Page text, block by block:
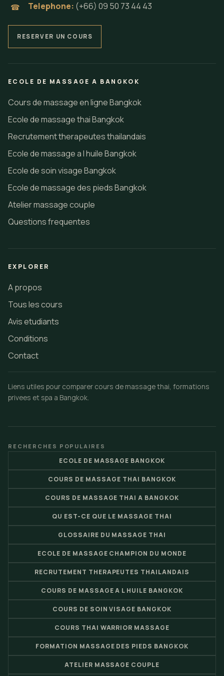
☎ Telephone: (+66) 09 50 73 44 43
RESERVER UN COURS
ECOLE DE MASSAGE A BANGKOK
Cours de massage en ligne Bangkok
Ecole de massage thai Bangkok
Recrutement therapeutes thailandais
Ecole de massage a l huile Bangkok
Ecole de soin visage Bangkok
Ecole de massage des pieds Bangkok
Atelier massage couple
Questions frequentes
EXPLORER
A propos
Tous les cours
Avis etudiants
Conditions
Contact
Liens utiles pour comparer cours de massage thai, formations
privees et spa a Bangkok.
RECHERCHES POPULAIRES
ECOLE DE MASSAGE BANGKOK
COURS DE MASSAGE THAI BANGKOK
COURS DE MASSAGE THAI A BANGKOK
QU EST-CE QUE LE MASSAGE THAI
GLOSSAIRE DU MASSAGE THAI
ECOLE DE MASSAGE CHAMPION DU MONDE
RECRUTEMENT THERAPEUTES THAILANDAIS
COURS DE MASSAGE A L HUILE BANGKOK
COURS DE SOIN VISAGE BANGKOK
COURS THAI WARRIOR MASSAGE
FORMATION MASSAGE DES PIEDS BANGKOK
ATELIER MASSAGE COUPLE